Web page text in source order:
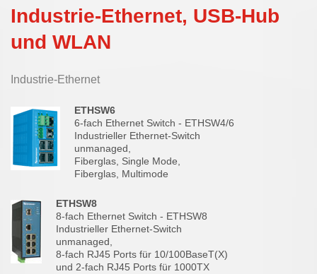
Industrie-Ethernet, USB-Hub
und WLAN
Industrie-Ethernet
ETHSW6
6-fach Ethernet Switch - ETHSW4/6
Industrieller Ethernet-Switch
unmanaged,
Fiberglas, Single Mode,
Fiberglas, Multimode
ETHSW8
8-fach Ethernet Switch - ETHSW8
Industrieller Ethernet-Switch
unmanaged,
8-fach RJ45 Ports für 10/100BaseT(X)
und 2-fach RJ45 Ports für 1000TX